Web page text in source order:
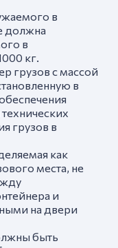
в
должна
в
кг.
грузов с массой
в
грузов в
как
места, не
и
на двери
быть